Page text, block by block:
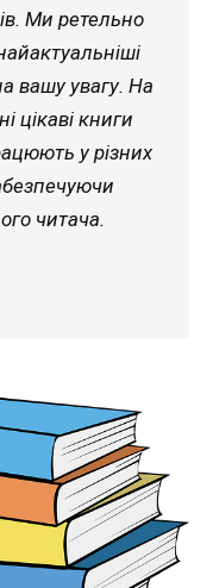
Ми ретельно
вашу увагу. На
цікаві книги
у різних
читача.